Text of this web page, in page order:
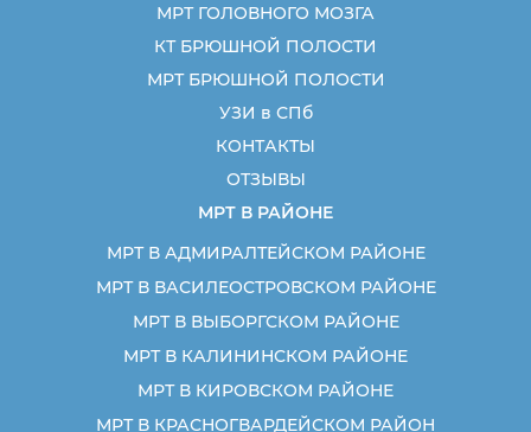
МРТ ГОЛОВНОГО МОЗГА
КТ БРЮШНОЙ ПОЛОСТИ
МРТ БРЮШНОЙ ПОЛОСТИ
УЗИ в СПб
КОНТАКТЫ
ОТЗЫВЫ
МРТ В РАЙОНЕ
МРТ В АДМИРАЛТЕЙСКОМ РАЙОНЕ
МРТ В ВАСИЛЕОСТРОВСКОМ РАЙОНЕ
МРТ В ВЫБОРГСКОМ РАЙОНЕ
МРТ В КАЛИНИНСКОМ РАЙОНЕ
МРТ В КИРОВСКОМ РАЙОНЕ
МРТ В КРАСНОГВАРДЕЙСКОМ РАЙОН